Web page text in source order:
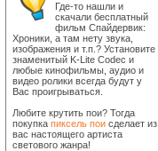
Где-то нашли и
скачали бесплатный
фильм Спайдервик:
Хроники, а там нету звука,
изображения и т.п.? Установите
знаменитый K-Lite Codec и
любые кинофильмы, аудио и
видео ролики всегда будут у
Вас проигрываться.
Любите крутить пои? Тогда
покупка пиксель пои сделает из
вас настоящего артиста
светового жанра!